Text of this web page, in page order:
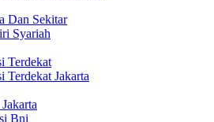
Dan Sekitar
Syariah
Terdekat
Terdekat Jakarta
Bni